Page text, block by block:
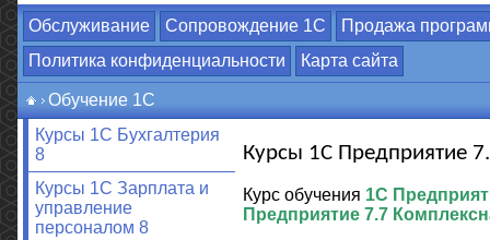
Обслуживание Сопровождение 1С
Продажа
Политика конфиденциальности
Карта сайта
Обучение 1С
Курсы 1С Бухгалтерия
8
Курсы 1С Зарплата и
управление
персоналом 8
Курсы 1С Предприятие
Курс обучения 1С
Предприятие 7.7